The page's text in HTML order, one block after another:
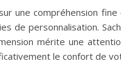
une compréhension
de personnalisation.
mérite une
le confort de